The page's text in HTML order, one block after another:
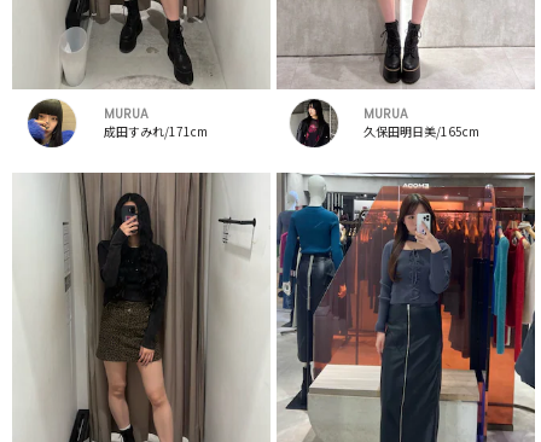
MURUA
成田すみれ/171cm
MURUA
久保田明日美/165cm